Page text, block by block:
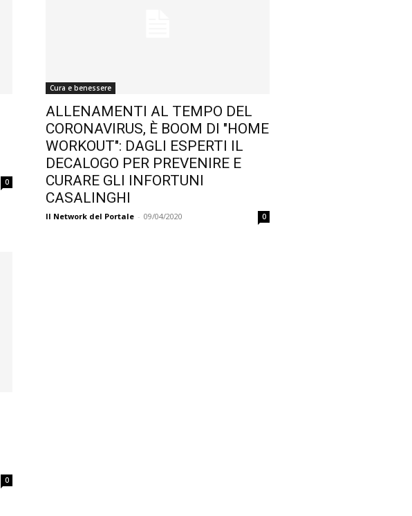
0
Cura e benessere
ALLENAMENTI AL TEMPO DEL
CORONAVIRUS, È BOOM DI "HOME
WORKOUT": DAGLI ESPERTI IL
DECALOGO PER PREVENIRE E
CURARE GLI INFORTUNI
CASALINGHI
Il Network del Portale - 09/04/2020 0
0